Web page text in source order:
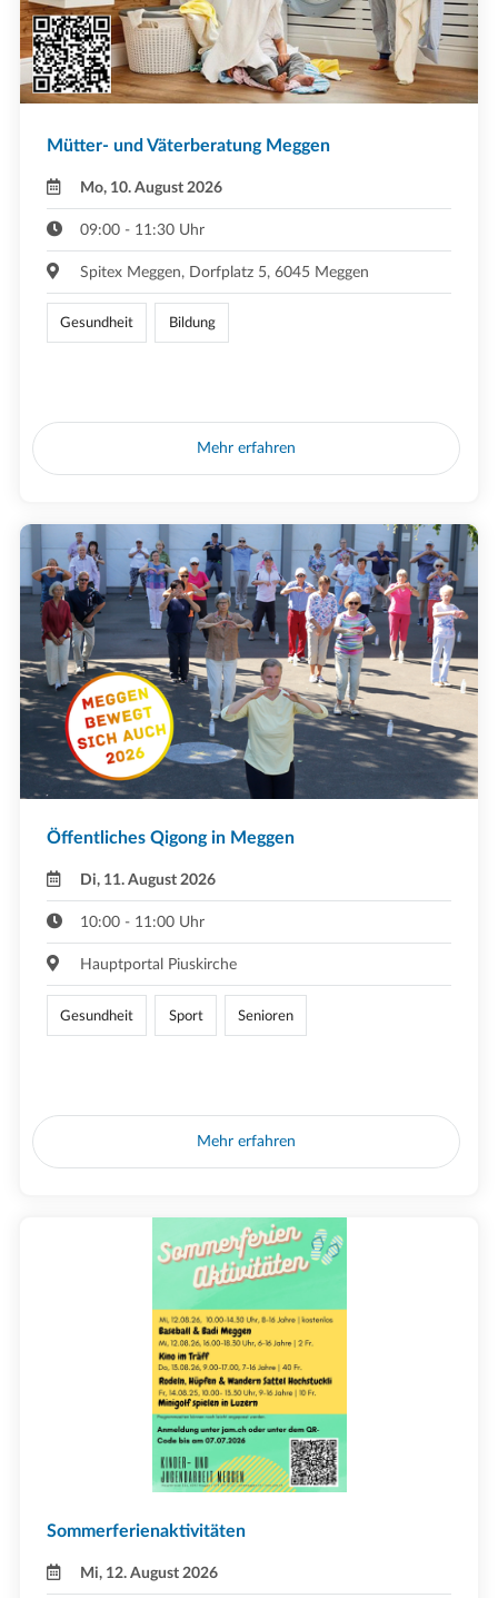
Mütter- und Väterberatung Meggen
Mo, 10. August 2026
09:00 - 11:30 Uhr
Spitex Meggen, Dorfplatz 5, 6045 Meggen
Gesundheit Bildung
Mehr erfahren
Öffentliches Qigong in Meggen
Di, 11. August 2026
10:00 - 11:00 Uhr
Hauptportal Piuskirche
Gesundheit Sport Senioren
Mehr erfahren
Sommerferienaktivitäten
Mi, 12. August 2026